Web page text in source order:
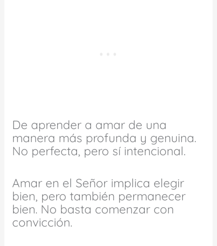
De aprender a amar de una
manera más profunda y genuina.
No perfecta, pero sí intencional.
Amar en el Señor implica elegir
bien, pero también permanecer
bien. No basta comenzar con
convicción.